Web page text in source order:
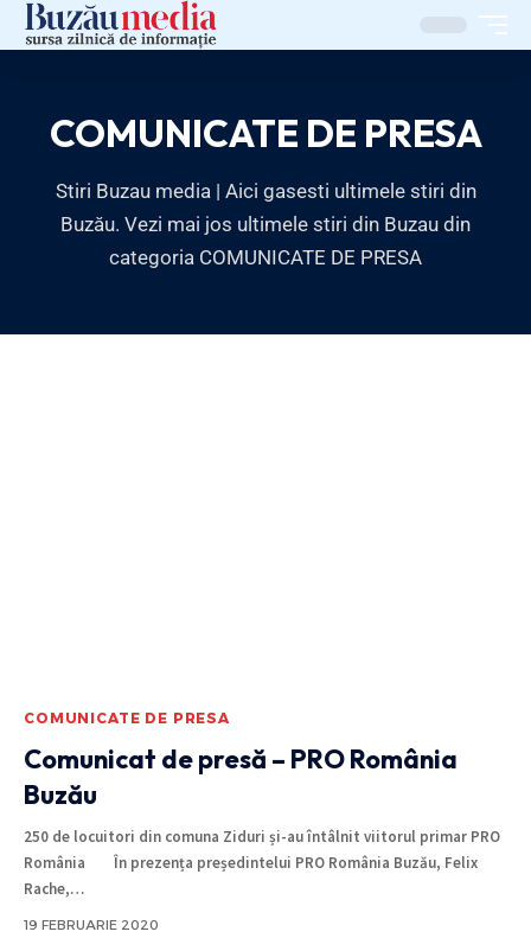
COMUNICATE DE PRESA
Stiri Buzau media | Aici gasesti ultimele stiri din
Buzău. Vezi mai jos ultimele stiri din Buzau din
categoria COMUNICATE DE PRESA
COMUNICATE DE PRESA
Comunicat de presă – PRO România
Buzău
250 de locuitori din comuna Ziduri și-au întâlnit viitorul primar PRO
România În prezența președintelui PRO România Buzău, Felix
Rache,…
19 FEBRUARIE 2020